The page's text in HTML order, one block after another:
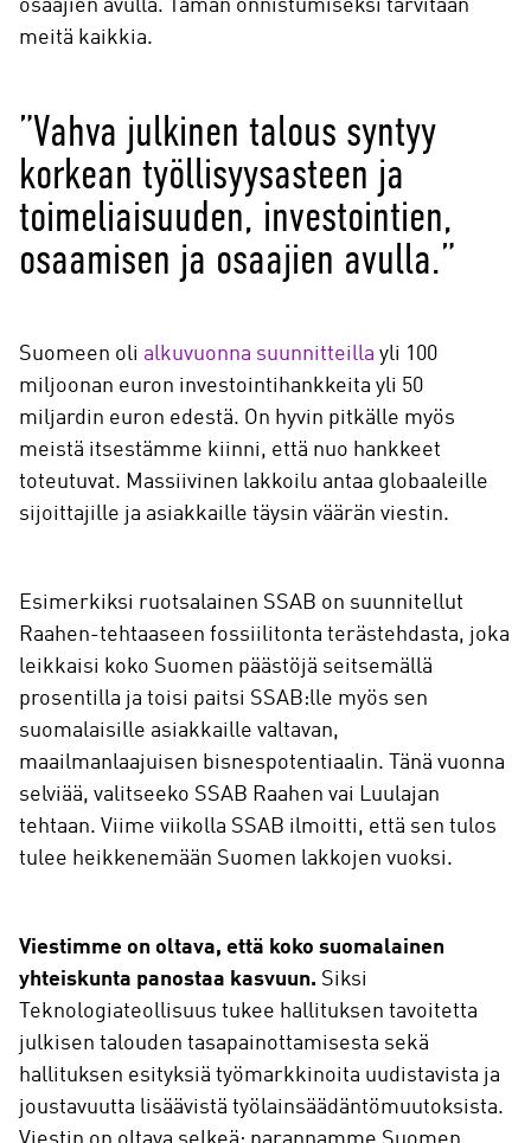
osaajien avulla. Tämän onnistumiseksi tarvitaan
meitä kaikkia.
”Vahva julkinen talous syntyy
korkean työllisyysasteen ja
toimeliaisuuden, investointien,
osaamisen ja osaajien avulla.”
Suomeen oli alkuvuonna suunnitteilla yli 100
miljoonan euron investointihankkeita yli 50
miljardin euron edestä. On hyvin pitkälle myös
meistä itsestämme kiinni, että nuo hankkeet
toteutuvat. Massiivinen lakkoilu antaa globaaleille
sijoittajille ja asiakkaille täysin väärän viestin.
Esimerkiksi ruotsalainen SSAB on suunnitellut
Raahen-tehtaaseen fossiilitonta terästehdasta, joka
leikkaisi koko Suomen päästöjä seitsemällä
prosentilla ja toisi paitsi SSAB:lle myös sen
suomalaisille asiakkaille valtavan,
maailmanlaajuisen bisnespotentiaalin. Tänä vuonna
selviää, valitseeko SSAB Raahen vai Luulajan
tehtaan. Viime viikolla SSAB ilmoitti, että sen tulos
tulee heikkenemään Suomen lakkojen vuoksi.
Viestimme on oltava, että koko suomalainen
yhteiskunta panostaa kasvuun. Siksi
Teknologiateollisuus tukee hallituksen tavoitetta
julkisen talouden tasapainottamisesta sekä
hallituksen esityksiä työmarkkinoita uudistavista ja
joustavuutta lisäävistä työlainsäädäntömuutoksista.